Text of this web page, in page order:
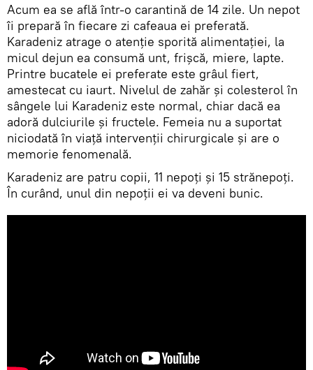
Acum ea se află într-o carantină de 14 zile. Un nepot
îi prepară în fiecare zi cafeaua ei preferată.
Karadeniz atrage o atenție sporită alimentației, la
micul dejun ea consumă unt, frișcă, miere, lapte.
Printre bucatele ei preferate este grâul fiert,
amestecat cu iaurt. Nivelul de zahăr și colesterol în
sângele lui Karadeniz este normal, chiar dacă ea
adoră dulciurile și fructele. Femeia nu a suportat
niciodată în viață intervenții chirurgicale și are o
memorie fenomenală.
Karadeniz are patru copii, 11 nepoți și 15 strănepoți.
În curând, unul din nepoții ei va deveni bunic.